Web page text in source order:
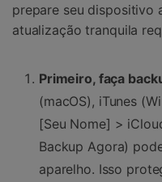
prepare seu dispositivo
atualização tranquila
Primeiro, faça
(macOS), iTunes
[Seu Nome] >
Backup Agora)
aparelho. Isso